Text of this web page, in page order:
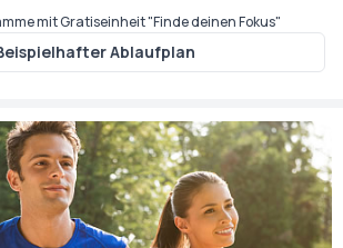
mit Gratiseinheit "Finde deinen Fokus"
Ablaufplan